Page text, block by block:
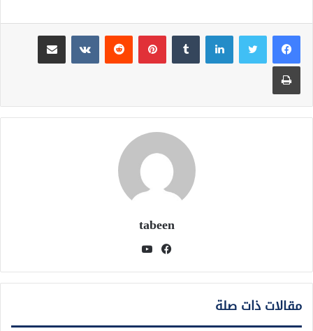
لينكدإن بينتيريست
مشاركة عبر البريد
طباعة
tabeen
فيسبوك
مقالات ذات صلة